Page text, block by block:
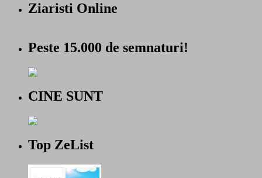
Ziaristi Online
Peste 15.000 de semnaturi!
CINE SUNT
Top ZeList